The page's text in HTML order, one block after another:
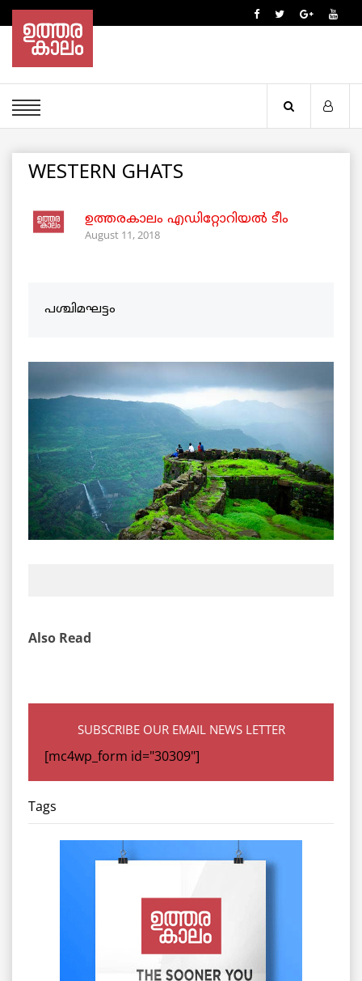
WESTERN GHATS
ഉത്തരകാലം എഡിറ്റോറിയല്‍ ടീം
August 11, 2018
പശ്ചിമഘട്ടം
Also Read
SUBSCRIBE OUR EMAIL NEWS LETTER
[mc4wp_form id="30309"]
Tags